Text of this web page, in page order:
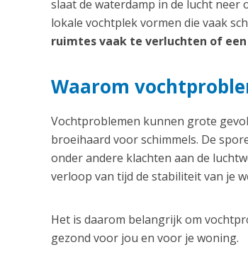
slaat de waterdamp in de lucht neer
lokale vochtplek vormen die vaak
ruimtes vaak te verluchten of
Waarom
Vochtproblemen kunnen grote
broeihaard voor schimmels. De
onder andere klachten aan de
verloop van tijd de stabiliteit van je
Het is daarom belangrijk om
gezond voor jou en voor je woning.